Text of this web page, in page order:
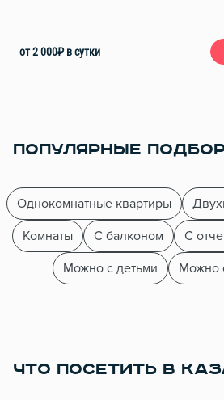
от 2 000₽в сутки
ПОПУЛЯРНЫЕ
Однокомнатные квартиры
Комнаты С балконом С
Можно с детьми Можно
ЧТО ПОСЕТИТЬ В